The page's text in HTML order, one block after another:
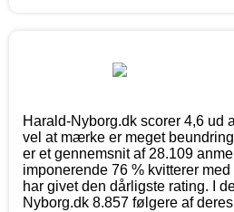
Harald-Nyborg.dk scorer 4,6 ud
vel at mærke er meget
er et gennemsnit af 28.109
imponerende 76 % kvitterer
har givet den dårligste rating. I
Nyborg.dk 8.857 følgere af